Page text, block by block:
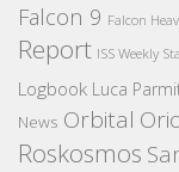
Falcon 9 Falcon
Report ISS Weekly
Logbook Luca
News Orbital
Roskosmos